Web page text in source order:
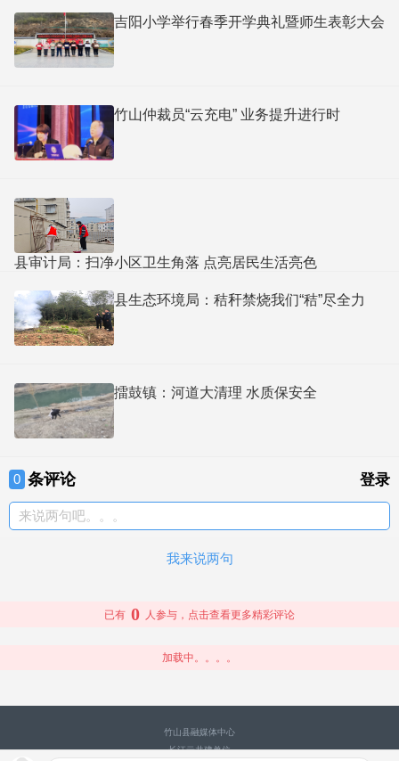
吉阳小学举行春季开学典礼暨师生表彰大会
竹山仲裁员“云充电” 业务提升进行时
县审计局：扫净小区卫生角落 点亮居民生活亮色
县生态环境局：秸秆禁烧我们“秸”尽全力
擂鼓镇：河道大清理 水质保安全
0 条评论 登录
来说两句吧。。。
我来说两句
已有 0 人参与，点击查看更多精彩评论
加载中。。。。
竹山县融媒体中心
长江云共建单位